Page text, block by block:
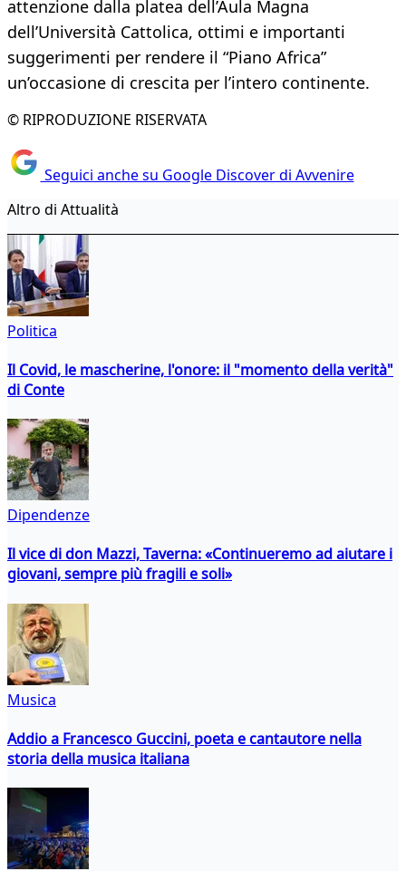
attenzione dalla platea dell’Aula Magna
dell’Università Cattolica, ottimi e importanti
suggerimenti per rendere il “Piano Africa”
un’occasione di crescita per l’intero continente.
© RIPRODUZIONE RISERVATA
Seguici anche su Google Discover di Avvenire
Altro di Attualità
Politica
Il Covid, le mascherine, l'onore: il "momento della verità"
di Conte
Dipendenze
Il vice di don Mazzi, Taverna: «Continueremo ad aiutare i
giovani, sempre più fragili e soli»
Musica
Addio a Francesco Guccini, poeta e cantautore nella
storia della musica italiana